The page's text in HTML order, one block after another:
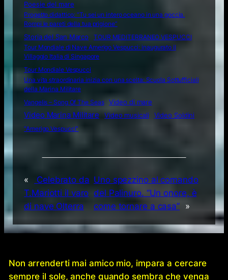
Poesie del mare
Progetto didattico: “Tu sei un intero oceano in una goccia.
Rompi le pareti della tua prigione”
Storia del San Marco
TOUR MEDITERRANEO VESPUCCI
Tour Mondiale di Nave Amerigo Vespucci: inaugurato il
Villaggio Italia di Singapore
Tour Mondiale Vespucci
Una vita straordinaria inizia con una scelta: Scuola Sottufficiali
della Marina Militare
Vangelis – Song Of The Seas
Video di mare
Video Marina Militare Video musicali
Video Soldini
“Amerigo Vespucci”
«
Celebrato da
T.Mariotti il varo
di nave Olterra
Uno spezzino al comando
del Palinuro. “Un onore, è
come tornare a casa” »
Non arrenderti mai amico mio, impara a cercare
sempre il sole, anche quando sembra che venga